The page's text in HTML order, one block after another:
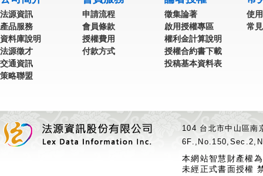
法源資訊
產品服務
資料庫說明
法源徵才
交通資訊
策略聯盟
申請流程
會員條款
授權費用
付款方式
徵集論著
啟用授權專區
權利金計算說明
授權合約書下載
投稿基本資料表
使
常
104 台北市中山區
本網站智慧財產權
未經正式書面授權